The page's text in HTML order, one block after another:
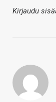
Kirjaudu